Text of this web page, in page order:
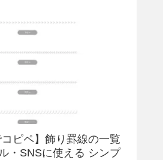
コピペ】飾り罫線の一覧
・SNSに使える シンプ